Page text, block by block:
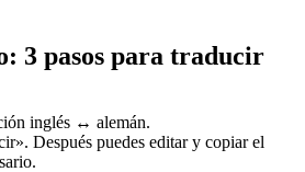
3 pasos para traducir
inglés ↔ alemán.
Después puedes editar y copiar el